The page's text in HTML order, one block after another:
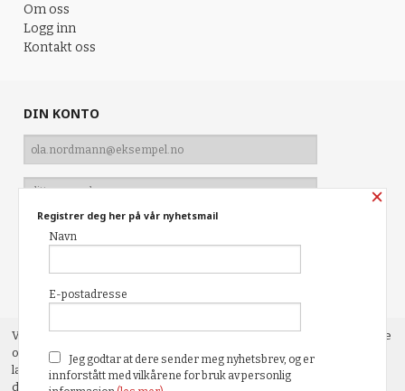
Om oss
Logg inn
Kontakt oss
DIN KONTO
Vår nettbutikk bruker cookies slik at du får en bedre kjøpsopplevelse
og vi kan yte deg bedre service. Vi bruker cookies hovedsaklig til å
lagre innloggingsdetaljer og huske hva du har puttet i handlekurven
din. Fortsett å bruke siden som normalt om du godtar dette.
×
Registrer deg her på vår nyhetsmail
Navn
E-postadresse
Jeg godtar at dere sender meg nyhetsbrev, og er
innforstått med vilkårene for bruk av personlig